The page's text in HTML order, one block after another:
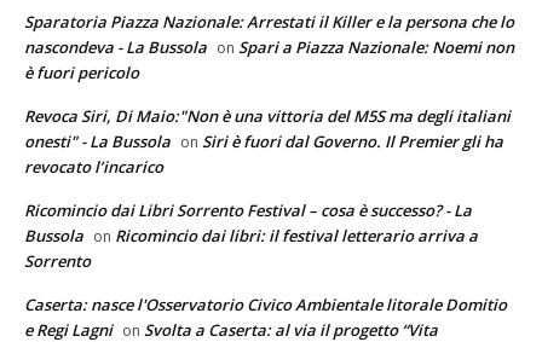
Sparatoria Piazza Nazionale: Arrestati il Killer e la persona che lo
nascondeva - La Bussola on Spari a Piazza Nazionale: Noemi non
è fuori pericolo
Revoca Siri, Di Maio:"Non è una vittoria del M5S ma degli italiani
onesti" - La Bussola on Siri è fuori dal Governo. Il Premier gli ha
revocato l’incarico
Ricomincio dai Libri Sorrento Festival – cosa è successo? - La
Bussola on Ricomincio dai libri: il festival letterario arriva a
Sorrento
Caserta: nasce l'Osservatorio Civico Ambientale litorale Domitio
e Regi Lagni on Svolta a Caserta: al via il progetto “Vita